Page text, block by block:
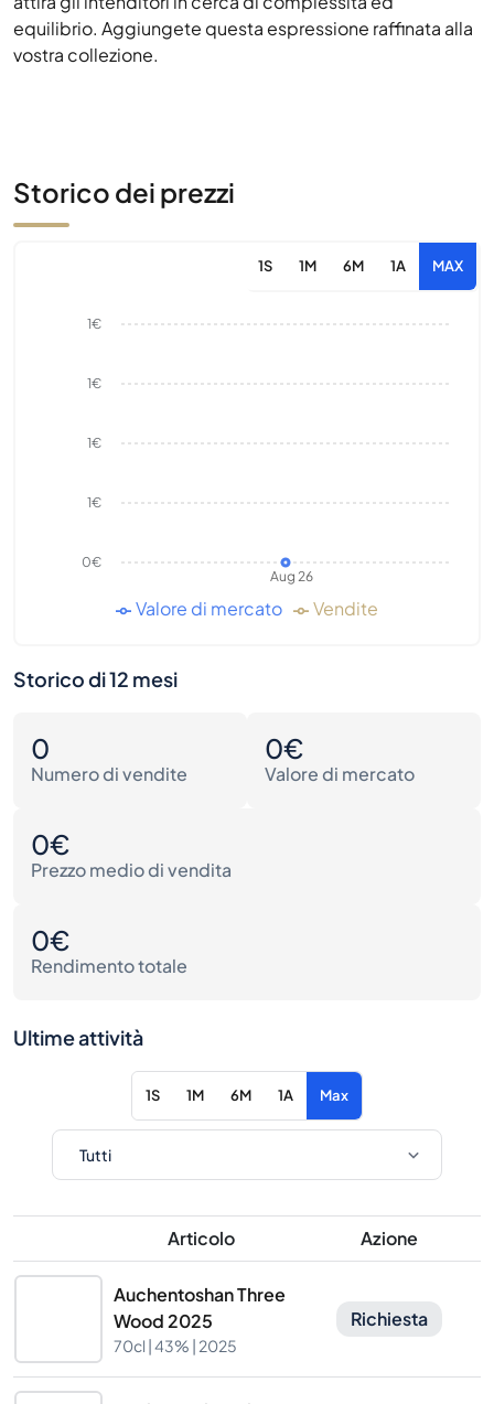
equilibrio. Aggiungete questa espressione raffinata alla
vostra collezione.
Storico dei prezzi
1S 1M 6M 1A MAX
Aug 26
0€
1€
1€
1€
1€
Valore di mercato Vendite
Storico di 12 mesi
0
Numero di vendite
0€
Valore di mercato
0€
Prezzo medio di vendita
0€
Rendimento totale
Ultime attività
1S 1M 6M 1A Max
Articolo Azione
Auchentoshan Three
Wood 2025
70cl |43% | 2025
Richiesta